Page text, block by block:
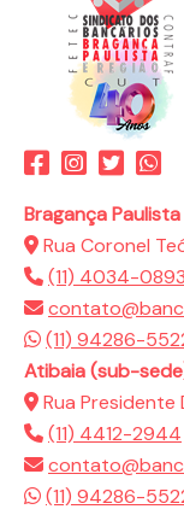
Bragança
Rua Coronel
(11) 4034-0893
(11) 94286-
Atibaia (sub-
Rua Presidente
(11) 4412-2944
(11) 94286-